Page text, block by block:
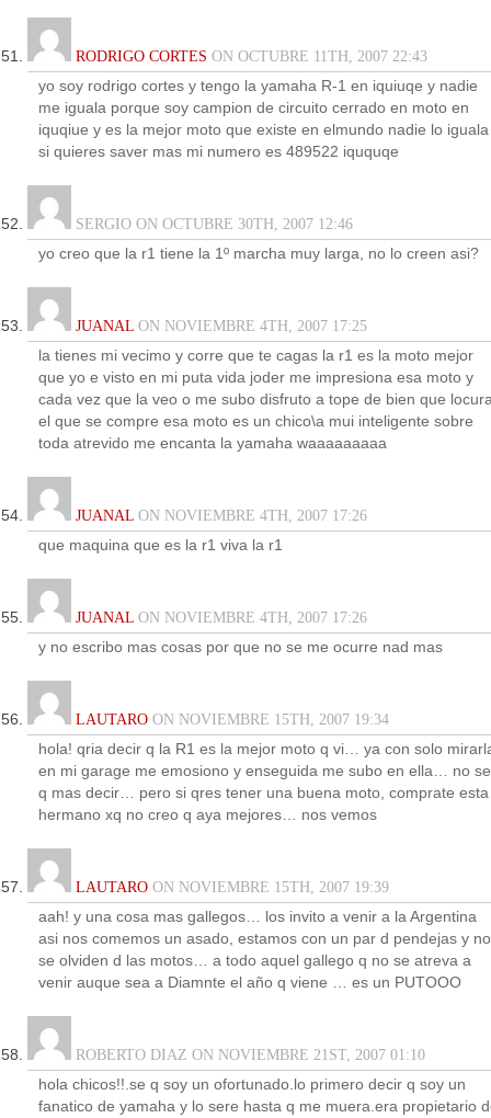
RODRIGO CORTES ON OCTUBRE 11TH, 2007 22:43
yo soy rodrigo cortes y tengo la yamaha R-1 en iquiuqe y nadie
me iguala porque soy campion de circuito cerrado en moto en
iquqiue y es la mejor moto que existe en elmundo nadie lo iguala
si quieres saver mas mi numero es 489522 iququqe
SERGIO ON OCTUBRE 30TH, 2007 12:46
yo creo que la r1 tiene la 1º marcha muy larga, no lo creen asi?
JUANAL ON NOVIEMBRE 4TH, 2007 17:25
la tienes mi vecimo y corre que te cagas la r1 es la moto mejor
que yo e visto en mi puta vida joder me impresiona esa moto y
cada vez que la veo o me subo disfruto a tope de bien que
el que se compre esa moto es un chico\a mui inteligente sobre
toda atrevido me encanta la yamaha waaaaaaaaa
JUANAL ON NOVIEMBRE 4TH, 2007 17:26
que maquina que es la r1 viva la r1
JUANAL ON NOVIEMBRE 4TH, 2007 17:26
y no escribo mas cosas por que no se me ocurre nad mas
LAUTARO ON NOVIEMBRE 15TH, 2007 19:34
hola! qria decir q la R1 es la mejor moto q vi… ya con solo
en mi garage me emosiono y enseguida me subo en ella… no se
q mas decir… pero si qres tener una buena moto, comprate esta
hermano xq no creo q aya mejores… nos vemos
LAUTARO ON NOVIEMBRE 15TH, 2007 19:39
aah! y una cosa mas gallegos… los invito a venir a la Argentina
asi nos comemos un asado, estamos con un par d pendejas y no
se olviden d las motos… a todo aquel gallego q no se atreva a
venir auque sea a Diamnte el año q viene … es un PUTOOO
ROBERTO DIAZ ON NOVIEMBRE 21ST, 2007 01:10
hola chicos!!.se q soy un ofortunado.lo primero decir q soy un
fanatico de yamaha y lo sere hasta q me muera.era propietario